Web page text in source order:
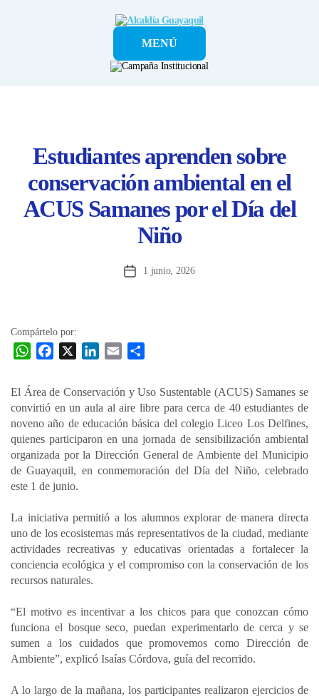
Alcaldía
GuayaquilMENÚ
Estudiantes aprenden sobre
conservación ambiental en el
ACUS Samanes por el Día del
Niño
Fecha1 junio, 2026
Compártelo por:
W
s
A
p
p
b
o
o
k
e
d
I
n
l
p
a
r
t
i
El Área de Conservación y Uso Sustentable (ACUS) Samanes se
convirtió en un aula al aire libre para cerca de 40 estudiantes de
noveno año de educación básica del colegio Liceo Los Delfines,
quienes participaron en una jornada de sensibilización ambiental
organizada por la Dirección General de Ambiente del Municipio
de Guayaquil, en conmemoración del Día del Niño, celebrado
este 1 de junio.
La iniciativa permitió a los alumnos explorar de manera directa
uno de los ecosistemas más representativos de la ciudad, mediante
actividades recreativas y educativas orientadas a fortalecer la
conciencia ecológica y el compromiso con la conservación de los
recursos naturales.
“El motivo es incentivar a los chicos para que conozcan cómo
funciona el bosque seco, puedan experimentarlo de cerca y se
sumen a los cuidados que promovemos como Dirección de
Ambiente”, explicó Isaías Córdova, guía del recorrido.
A lo largo de la mañana, los participantes realizaron ejercicios de